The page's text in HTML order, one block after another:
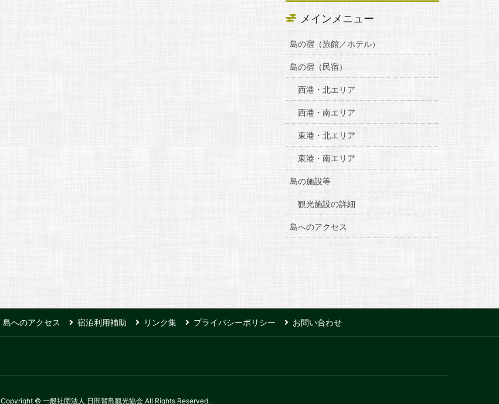
メインメニュー
島の宿（旅館／ホテル）
島の宿（民宿）
西港・北エリア
西港・南エリア
東港・北エリア
東港・南エリア
島の施設等
観光施設の詳細
島へのアクセス
島へのアクセス 宿泊利用補助 リンク集 プライバシーポリシー お問い合わせ
Copyright © 一般社団法人 日間賀島観光協会 All Rights Reserved.